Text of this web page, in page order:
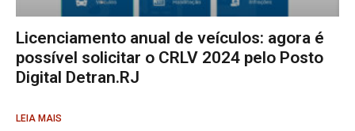
Licenciamento anual de veículos: agora é
possível solicitar o CRLV 2024 pelo Posto
Digital Detran.RJ
LEIA MAIS